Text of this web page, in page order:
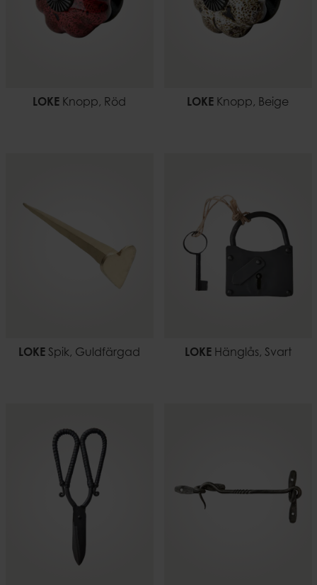
LOKE Knopp, Röd LOKE Knopp, Beige
LOKE Spik, Guldfärgad LOKEHänglås, Svart